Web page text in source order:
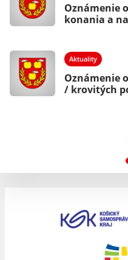
Oznámenie
konania a
Aktuality
Oznámenie
/ krovitých